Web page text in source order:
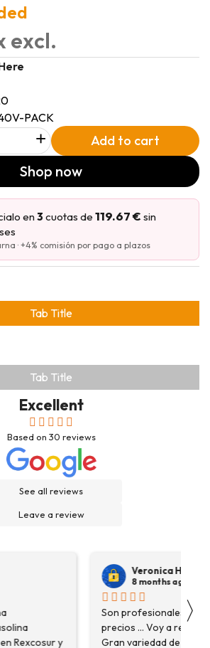
excl.
PACK
+ Add to cart
Shop now
en3 cuotas de 119.67 € sin
· +4% comisión por pago a plazos
Tab Title
Tab Title
Excellent
Based on 30 reviews
See all reviews
Leave a review
Rexcosur y
Veronica Hidalgo
8 months ago
Son profesionales ,
precios ... Voy a repetir
Gran variedad de
〉